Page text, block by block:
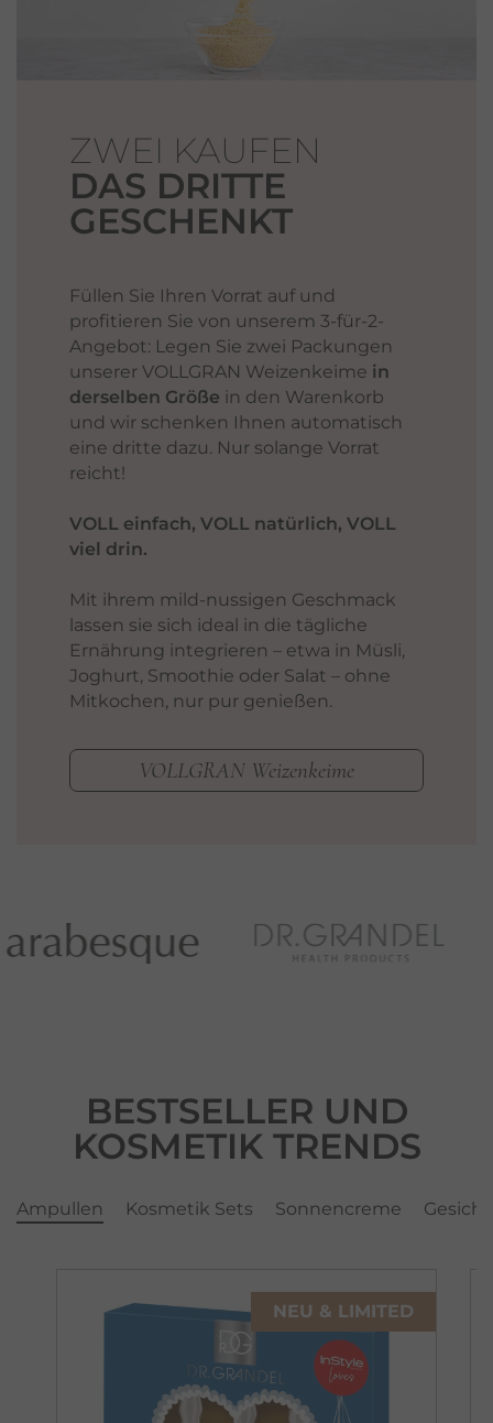
ZWEI KAUFEN
DAS DRITTE
GESCHENKT
Füllen Sie Ihren Vorrat auf und
profitieren Sie von unserem 3-für-2-
Angebot: Legen Sie zwei Packungen
unserer VOLLGRAN Weizenkeime in
derselben Größe in den Warenkorb
und wir schenken Ihnen automatisch
eine dritte dazu. Nur solange Vorrat
reicht!
VOLL einfach, VOLL natürlich, VOLL
viel drin.
Mit ihrem mild-nussigen Geschmack
lassen sie sich ideal in die tägliche
Ernährung integrieren – etwa in Müsli,
Joghurt, Smoothie oder Salat – ohne
Mitkochen, nur pur genießen.
VOLLGRAN Weizenkeime
BESTSELLER UND
KOSMETIK TRENDS
Ampullen Kosmetik Sets Sonnencreme
NEU & LIMITED